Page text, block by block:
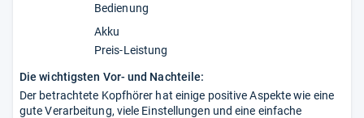
Bedienung
Akku
Preis-Leistung
Die wichtigsten Vor- und Nachteile:
Der betrachtete Kopfhörer hat einige positive Aspekte wie eine
gute Verarbeitung, viele Einstellungen und eine einfache